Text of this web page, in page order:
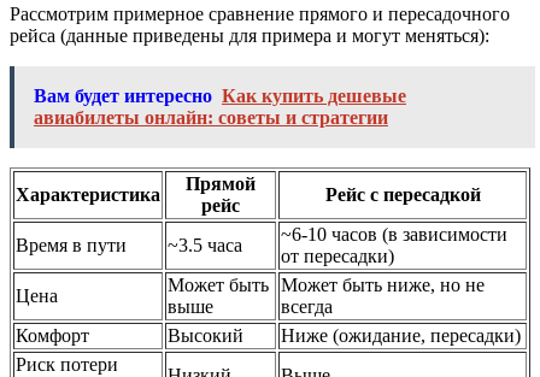
Рассмотрим примерное сравнение прямого и пересадочного
рейса (данные приведены для примера и могут меняться):
Вам будет интересно Как купить дешевые
авиабилеты онлайн: советы и стратегии
Характеристика
Прямой
рейс
Рейс с пересадкой
Время в пути ~3.5 часа
~6-10 часов (в зависимости
от пересадки)
Цена
Может быть
выше
Может быть ниже, но не
всегда
Комфорт
Высокий
Ниже (ожидание, пересадки)
Риск потери